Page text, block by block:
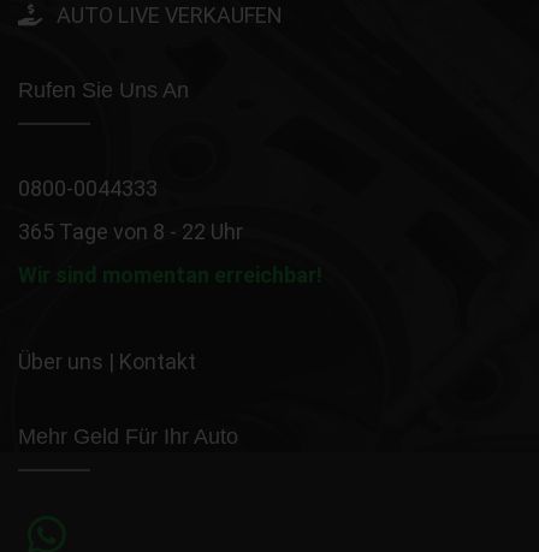
AUTO LIVE VERKAUFEN
Rufen Sie Uns An
0800-0044333
365 Tage von 8 - 22 Uhr
Wir sind momentan erreichbar!
Über uns | Kontakt
Mehr Geld Für Ihr Auto